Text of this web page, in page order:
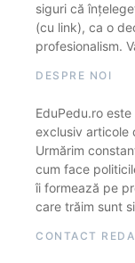
siguri că
(cu link), ca o
profesionalism.
DESPRE NOI
EduPedu.ro
exclusiv articole
Urmărim
cum face
îi formează pe
care trăim sunt
CONTACT